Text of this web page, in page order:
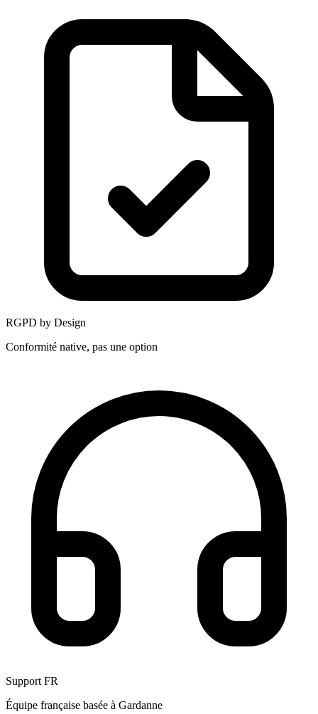
RGPD by Design
Conformité native, pas une option
Support FR
Équipe française basée à Gardanne